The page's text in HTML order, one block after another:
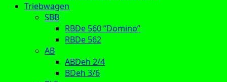
Triebwagen
SBB
RBDe 560 “Domino”
RBDe 562
AB
ABDeh 2/4
BDeh 3/6